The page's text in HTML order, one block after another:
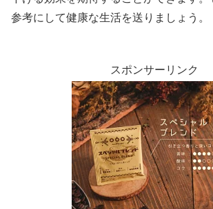
参考にして健康な生活を送りましょう。
スポンサーリンク